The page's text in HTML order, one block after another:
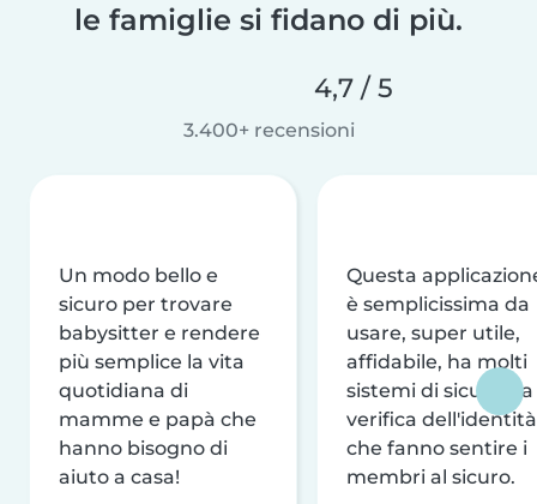
le famiglie si fidano di più.
4,7 / 5
3.400+ recensioni
Un modo bello e
sicuro per trovare
babysitter e rendere
più semplice la vita
quotidiana di
mamme e papà che
hanno bisogno di
aiuto a casa!
Questa
è semplicissima da
usare, super utile,
affidabile, ha molti
sistemi di sicurezza
verifica dell'identità
che fanno sentire i
membri al sicuro.